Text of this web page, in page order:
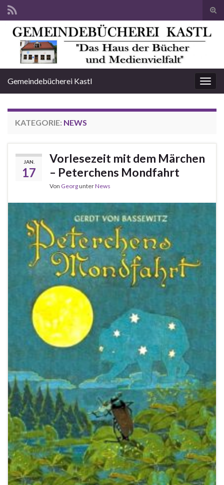
Search for:
Gemeindebücherei Kastl
KATEGORIE: NEWS
JAN.
17
Vorlesezeit mit dem Märchen
– Peterchens Mondfahrt
Von GeorgunterNews